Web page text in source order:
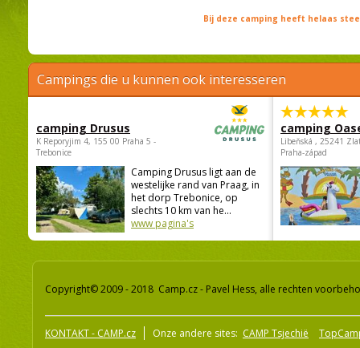
Bij deze camping heeft helaas
Campings die u kunnen ook interesseren
camping Drusus
K Reporyjim 4, 155 00 Praha 5 -
Trebonice
Camping Drusus ligt aan de
westelijke rand van Praag, in
het dorp Trebonice, op
slechts 10 km van he...
www pagina's
camping
Libeňská , 25241
Praha-západ
Copyright© 2009 - 2018 Camp.cz - Pavel Hess, alle rechten
KONTAKT - CAMP.cz Onze andere sites: CAMP Tsjechië